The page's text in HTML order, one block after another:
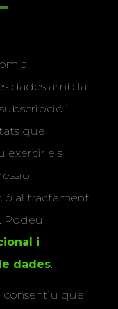
a
dades amb la
i
que
exercir els
al tractament
Podeu
i
dades.
consentiu que